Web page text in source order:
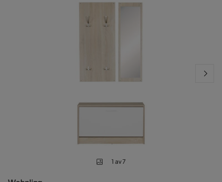
1 av 7